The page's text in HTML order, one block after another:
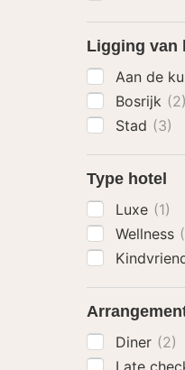
Ligging van
Aan de
Bosrijk (2)
Stad (3)
Type hotel
Luxe (1)
Wellness
Diner (2)
Late